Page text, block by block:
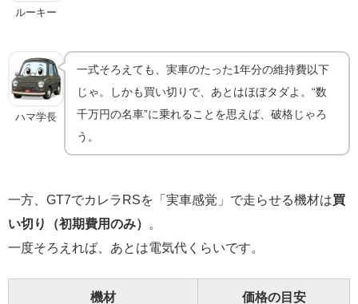
ルーキー
ハマ学長
一式そろえても、実車のたった1年分の維持費以下
じゃ。しかも買い切りで、あとはほぼタダよ。“数
千万円の名車”に乗れることを思えば、破格じゃろ
う。
一方、GT7でカレラRSを「実車感覚」で走らせる機材は買
い切り（初期費用のみ）
一度そろえれば、あとは電気代くらいです。
機材 価格の目安